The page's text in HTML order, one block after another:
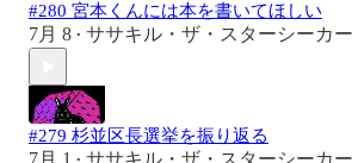
#280 宮本くんには本を書いてほしい
7月 8 • ササキル・ザ・スターシーカー
#279 杉並区長選挙を振り返る